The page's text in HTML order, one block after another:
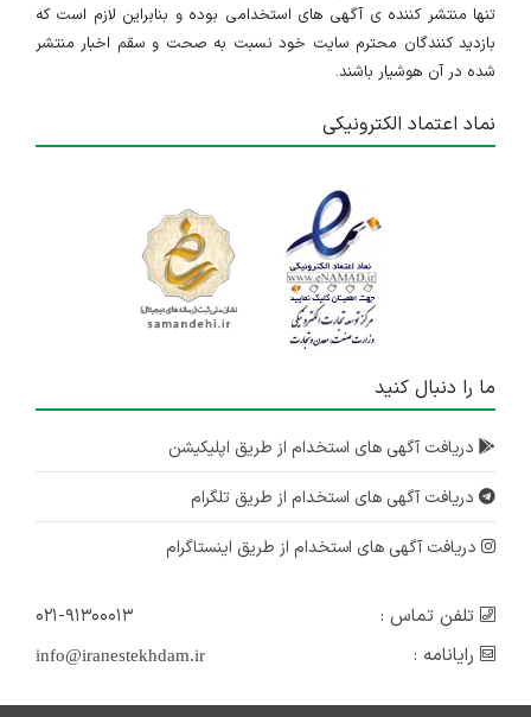
تنها منتشر کننده ی آگهی های استخدامی بوده و بنابراین لازم است که
بازدید کنندگان محترم سایت خود نسبت به صحت و سقم اخبار منتشر
شده در آن هوشیار باشند.
نماد اعتماد الکترونیکی
ما را دنبال کنید
دریافت آگهی های استخدام از طریق اپلیکیشن
دریافت آگهی های استخدام از طریق تلگرام
دریافت آگهی های استخدام از طریق اینستاگرام
تلفن تماس :
۰۲۱-۹۱۳۰۰۰۱۳
رایانامه :
info@iranestekhdam.ir